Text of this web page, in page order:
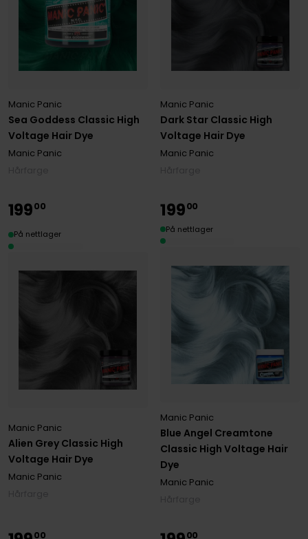
Sea Goddess Classic High
Voltage Hair Dye
Manic Panic
Manic Panic
Dark Star Classic High
Voltage Hair Dye
Manic Panic
Manic Panic
Alien Grey Classic High
Voltage Hair Dye
Manic Panic
Manic Panic
19900
På nettlager
Blue Angel Creamtone
Classic High Voltage Hair
Dye
Manic Panic
Manic Panic
19900
På nettlager
00 00